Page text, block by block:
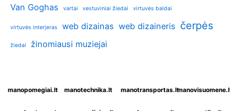
Van Goghas vartai vestuviniai žiedai virtuvės baldai
virtuvės interjeras web dizainas web dizaineris čerpės
žiedai žinomiausi muziejai
manopomegiai.lt manotechnika.lt manotransportas.lt